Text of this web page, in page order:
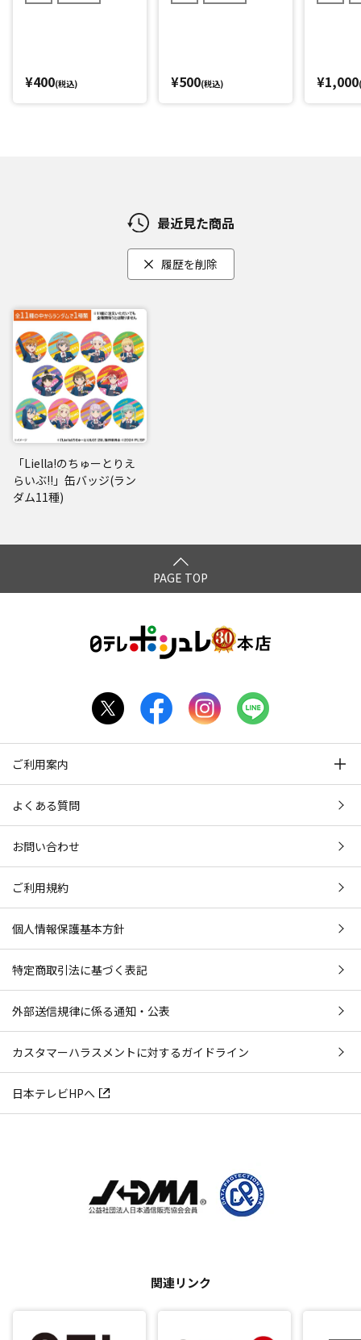
¥400(税込) ¥500(税込) ¥1,000
最近見た商品
履歴を削除
「Liella!のちゅーとりえ
らいぶ!!」缶バッジ(ラン
ダム11種)
PAGE TOP
ご利用案内
よくある質問
お問い合わせ
ご利用規約
個人情報保護基本方針
特定商取引法に基づく表記
外部送信規律に係る通知・公表
カスタマーハラスメントに対するガイドライン
日本テレビHPへ
関連リンク